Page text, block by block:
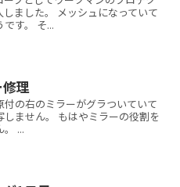
しました。 メッシュになっていて
す。 そ...
理
付の右のミラーがグラついていて
しません。 もはやミラーの役割を
...